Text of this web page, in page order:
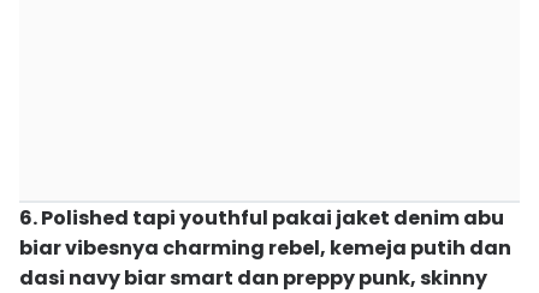
6. Polished tapi youthful pakai jaket denim abu
biar vibesnya charming rebel, kemeja putih dan
dasi navy biar smart dan preppy punk, skinny